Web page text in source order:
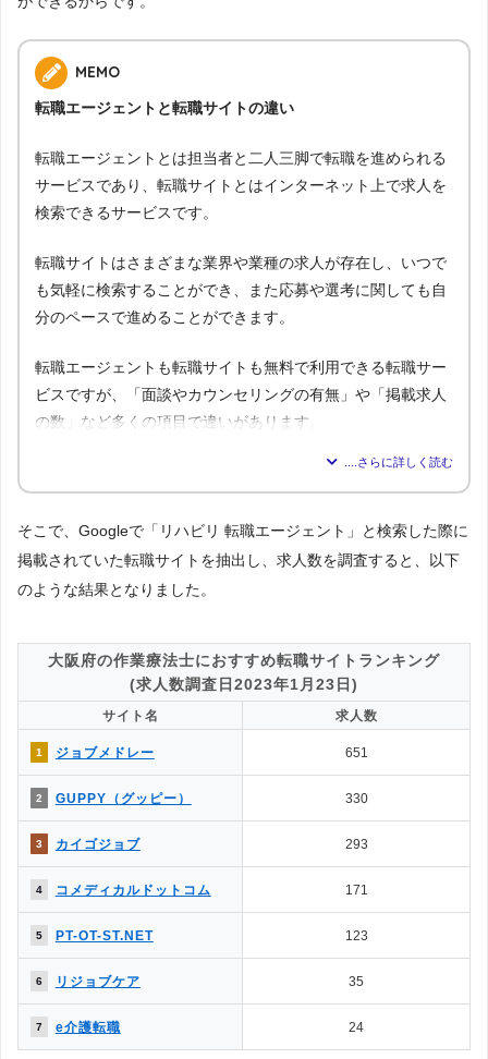
MEMO
転職エージェントと転職サイトの違い
転職エージェントとは担当者と二人三脚で転職を進められる
サービスであり、転職サイトとはインターネット上で求人を
検索できるサービスです。
転職サイトはさまざまな業界や業種の求人が存在し、いつで
も気軽に検索することができ、また応募や選考に関しても自
分のペースで進めることができます。
転職エージェントも転職サイトも無料で利用できる転職サー
ビスですが、「面談やカウンセリングの有無」や「掲載求人
の数」など多くの項目で違いがあります。
ント
1.気軽に利用できるのはどっち？
→解説1
△ ◯
2.面談・カウンセリングの有無は？ ◯ ✕
3.掲載求人数はどっちが多い？
◯ △
5.一度に複数の求人に応募できる？
◯
6.企業やヘッドハンターからスカウトはある？ △ ◯
7.企業情報を詳しく知れるのは？
→解説4
8.応募書類の添削や面接対策はある？
9.日程調整や年収交渉など企業やりとりは？
10.内定をもらいやすいのは？
→解説5
11.退職サポートや転職後のサポートは？ △ ✕
［解説1］転職エージェントは、転職エージェント経由での応募になる
ため、転職エージェント側とのやりとりが必要になるなど多少の制限が
生じます。反面、転職サイトは自身で応募するため制約がなく、気軽に
利用することができます。
そこで、Googleで「リハビリ 転職エージェント」と検索した際に
掲載されていた転職サイトを抽出し、求人数を調査すると、以下
のような結果となりました。
大阪府の作業療法士におすすめ転職サイトランキング
(求人数調査日2023年1月23日)
サイト名 求人数
1 ジョブメドレー 651
2 GUPPY（グッピー） 330
3 カイゴジョブ 293
4 コメディカルドットコム 171
5 PT-OT-ST.NET 123
6 リジョブケア 35
7 e介護転職 24